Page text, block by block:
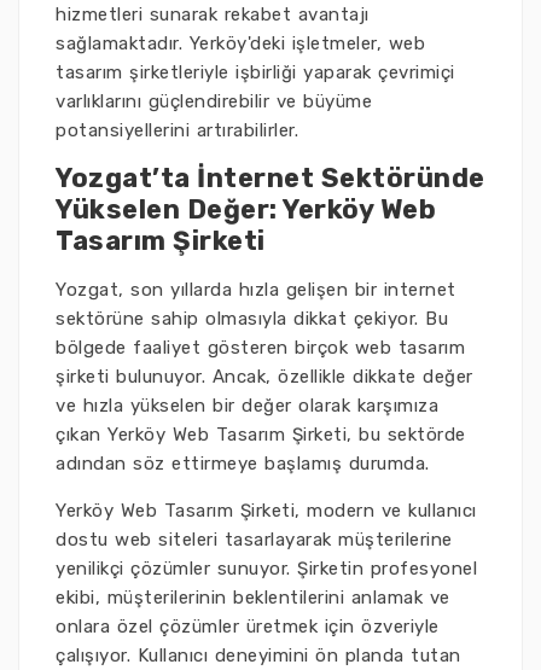
hizmetleri sunarak rekabet avantajı
sağlamaktadır. Yerköy'deki işletmeler, web
tasarım şirketleriyle işbirliği yaparak çevrimiçi
varlıklarını güçlendirebilir ve büyüme
potansiyellerini artırabilirler.
Yozgat’ta İnternet Sektöründe
Yükselen Değer: Yerköy Web
Tasarım Şirketi
Yozgat, son yıllarda hızla gelişen bir internet
sektörüne sahip olmasıyla dikkat çekiyor. Bu
bölgede faaliyet gösteren birçok web tasarım
şirketi bulunuyor. Ancak, özellikle dikkate değer
ve hızla yükselen bir değer olarak karşımıza
çıkan Yerköy Web Tasarım Şirketi, bu sektörde
adından söz ettirmeye başlamış durumda.
Yerköy Web Tasarım Şirketi, modern ve kullanıcı
dostu web siteleri tasarlayarak müşterilerine
yenilikçi çözümler sunuyor. Şirketin profesyonel
ekibi, müşterilerinin beklentilerini anlamak ve
onlara özel çözümler üretmek için özveriyle
çalışıyor. Kullanıcı deneyimini ön planda tutan